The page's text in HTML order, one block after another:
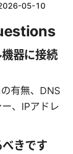
05-10
器に接続
有無、DNS
、IPアドレ
きです